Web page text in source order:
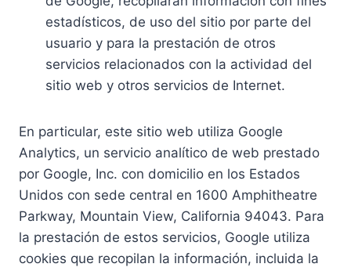
estadísticos, de uso del sitio por parte del
usuario y para la prestación de otros
servicios relacionados con la actividad del
sitio web y otros servicios de Internet.
En particular, este sitio web utiliza Google
Analytics, un servicio analítico de web prestado
por Google, Inc. con domicilio en los Estados
Unidos con sede central en 1600 Amphitheatre
Parkway, Mountain View, California 94043. Para
la prestación de estos servicios, Google utiliza
cookies que recopilan la información, incluida la